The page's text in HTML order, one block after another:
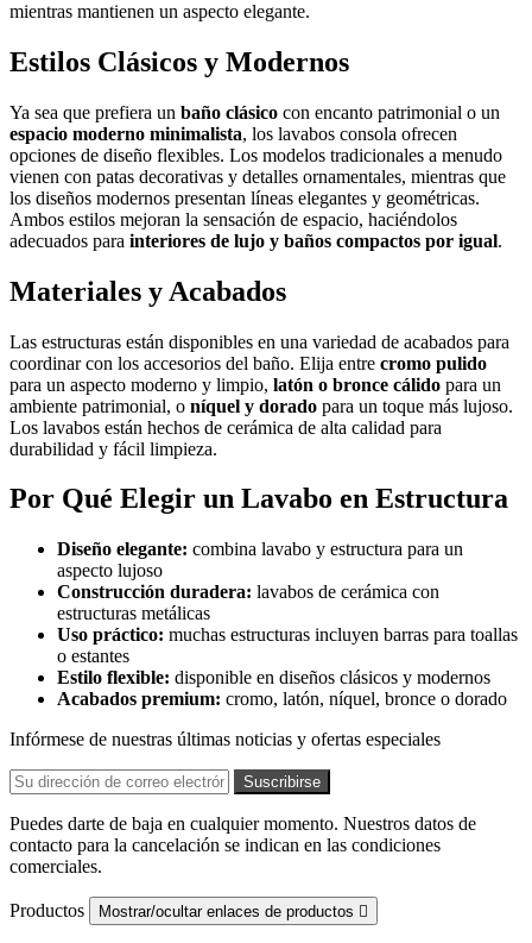
mientras mantienen un aspecto elegante.
Estilos Clásicos y Modernos
Ya sea que prefiera un baño clásico con encanto patrimonial o un
espacio moderno minimalista, los lavabos consola ofrecen
opciones de diseño flexibles. Los modelos tradicionales a menudo
vienen con patas decorativas y detalles ornamentales, mientras que
los diseños modernos presentan líneas elegantes y geométricas.
Ambos estilos mejoran la sensación de espacio, haciéndolos
adecuados para interiores de lujo y baños compactos por igual.
Materiales y Acabados
Las estructuras están disponibles en una variedad de acabados para
coordinar con los accesorios del baño. Elija entre cromo pulido
para un aspecto moderno y limpio, latón o bronce cálido para un
ambiente patrimonial, o níquel y dorado para un toque más lujoso.
Los lavabos están hechos de cerámica de alta calidad para
durabilidad y fácil limpieza.
Por Qué Elegir un Lavabo en Estructura
Diseño elegante: combina lavabo y estructura para un
aspecto lujoso
Construcción duradera: lavabos de cerámica con
estructuras metálicas
Uso práctico: muchas estructuras incluyen barras para toallas
o estantes
Estilo flexible: disponible en diseños clásicos y modernos
Acabados premium: cromo, latón, níquel, bronce o dorado
Infórmese de nuestras últimas noticias y ofertas especiales
Puedes darte de baja en cualquier momento. Nuestros datos de
contacto para la cancelación se indican en las condiciones
comerciales.
Productos Mostrar/ocultar enlaces de productos 